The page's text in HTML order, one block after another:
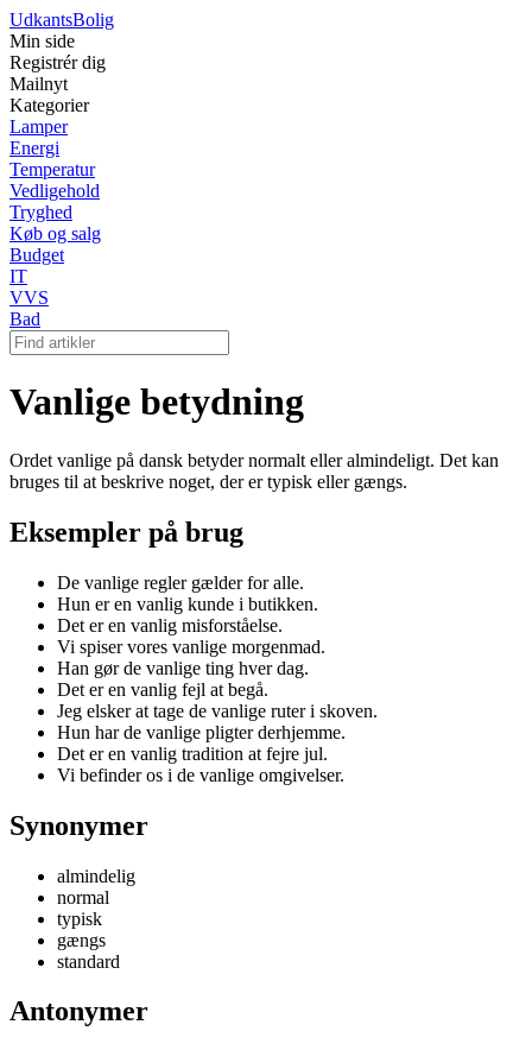
UdkantsBolig
Min side
Registrér dig
Mailnyt
Kategorier
Lamper
Energi
Temperatur
Vedligehold
Tryghed
Køb og salg
Budget
IT
VVS
Bad
Vanlige betydning
Ordet vanlige på dansk betyder normalt eller almindeligt. Det kan
bruges til at beskrive noget, der er typisk eller gængs.
Eksempler på brug
De vanlige regler gælder for alle.
Hun er en vanlig kunde i butikken.
Det er en vanlig misforståelse.
Vi spiser vores vanlige morgenmad.
Han gør de vanlige ting hver dag.
Det er en vanlig fejl at begå.
Jeg elsker at tage de vanlige ruter i skoven.
Hun har de vanlige pligter derhjemme.
Det er en vanlig tradition at fejre jul.
Vi befinder os i de vanlige omgivelser.
Synonymer
almindelig
normal
typisk
gængs
standard
Antonymer